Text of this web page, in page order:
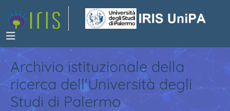
Archivio istituzionale della
ricerca dell'Università degli
Studi di Palermo